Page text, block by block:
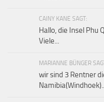
CAINY KANE SAGT:
Hallo, die Insel Phu
Viele...
MARIANNE BÜNGER
wir sind 3 Rentner